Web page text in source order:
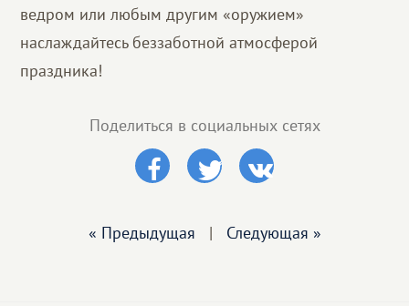
ведром или любым другим «оружием»
наслаждайтесь беззаботной атмосферой
праздника!
Поделиться в социальных сетях
« Предыдущая | Следующая »